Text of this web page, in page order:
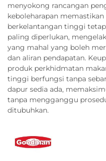
menyokong rancangan
keboleharapan
berkelantangan tinggi
paling diperlukan,
yang mahal yang boleh
dan aliran pendapatan.
produk perkhidmatan
tinggi berfungsi tanpa
dapur sedia ada,
tanpa mengganggu
ditubuhkan.